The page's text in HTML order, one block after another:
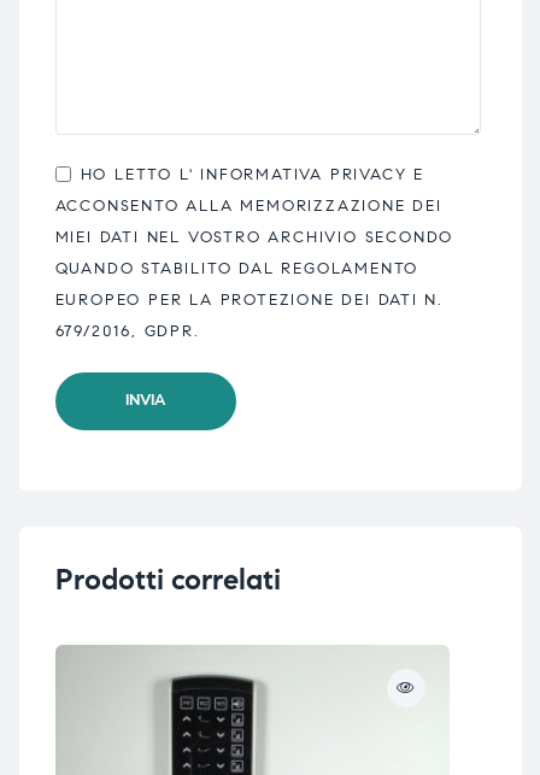
HO LETTO L' INFORMATIVA PRIVACY E
ACCONSENTO ALLA MEMORIZZAZIONE DEI
MIEI DATI NEL VOSTRO ARCHIVIO SECONDO
QUANDO STABILITO DAL REGOLAMENTO
EUROPEO PER LA PROTEZIONE DEI DATI N.
679/2016, GDPR.
Prodotti correlati